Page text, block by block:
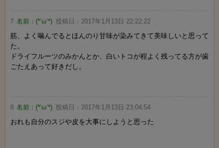
7 名前： (*‘ω‘*) 投稿日： 2017年1月13日 22:22:22
筋、よく噛んでるとほんのり甘味が染みてきて美味しいと思って
た。
ドライフルーツのみかんとか、白いトコが程よく残ってる方が歯
ごたえあって好きだし。
8 名前： (*‘ω‘*) 投稿日： 2017年1月13日 23:04:54
おれも自分のスジや皮を大事にしようと思った